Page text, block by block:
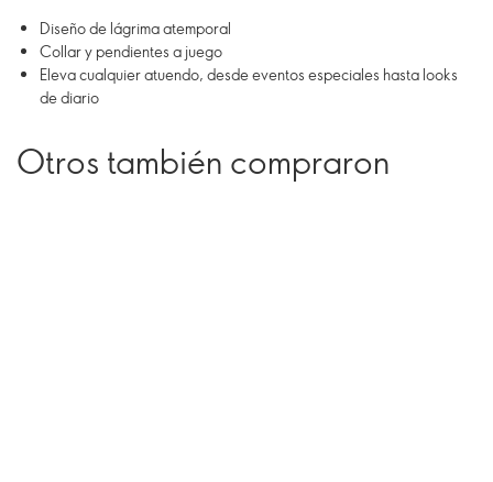
Diseño de lágrima atemporal
Collar y pendientes a juego
Eleva cualquier atuendo, desde eventos especiales hasta looks
de diario
Otros también compraron